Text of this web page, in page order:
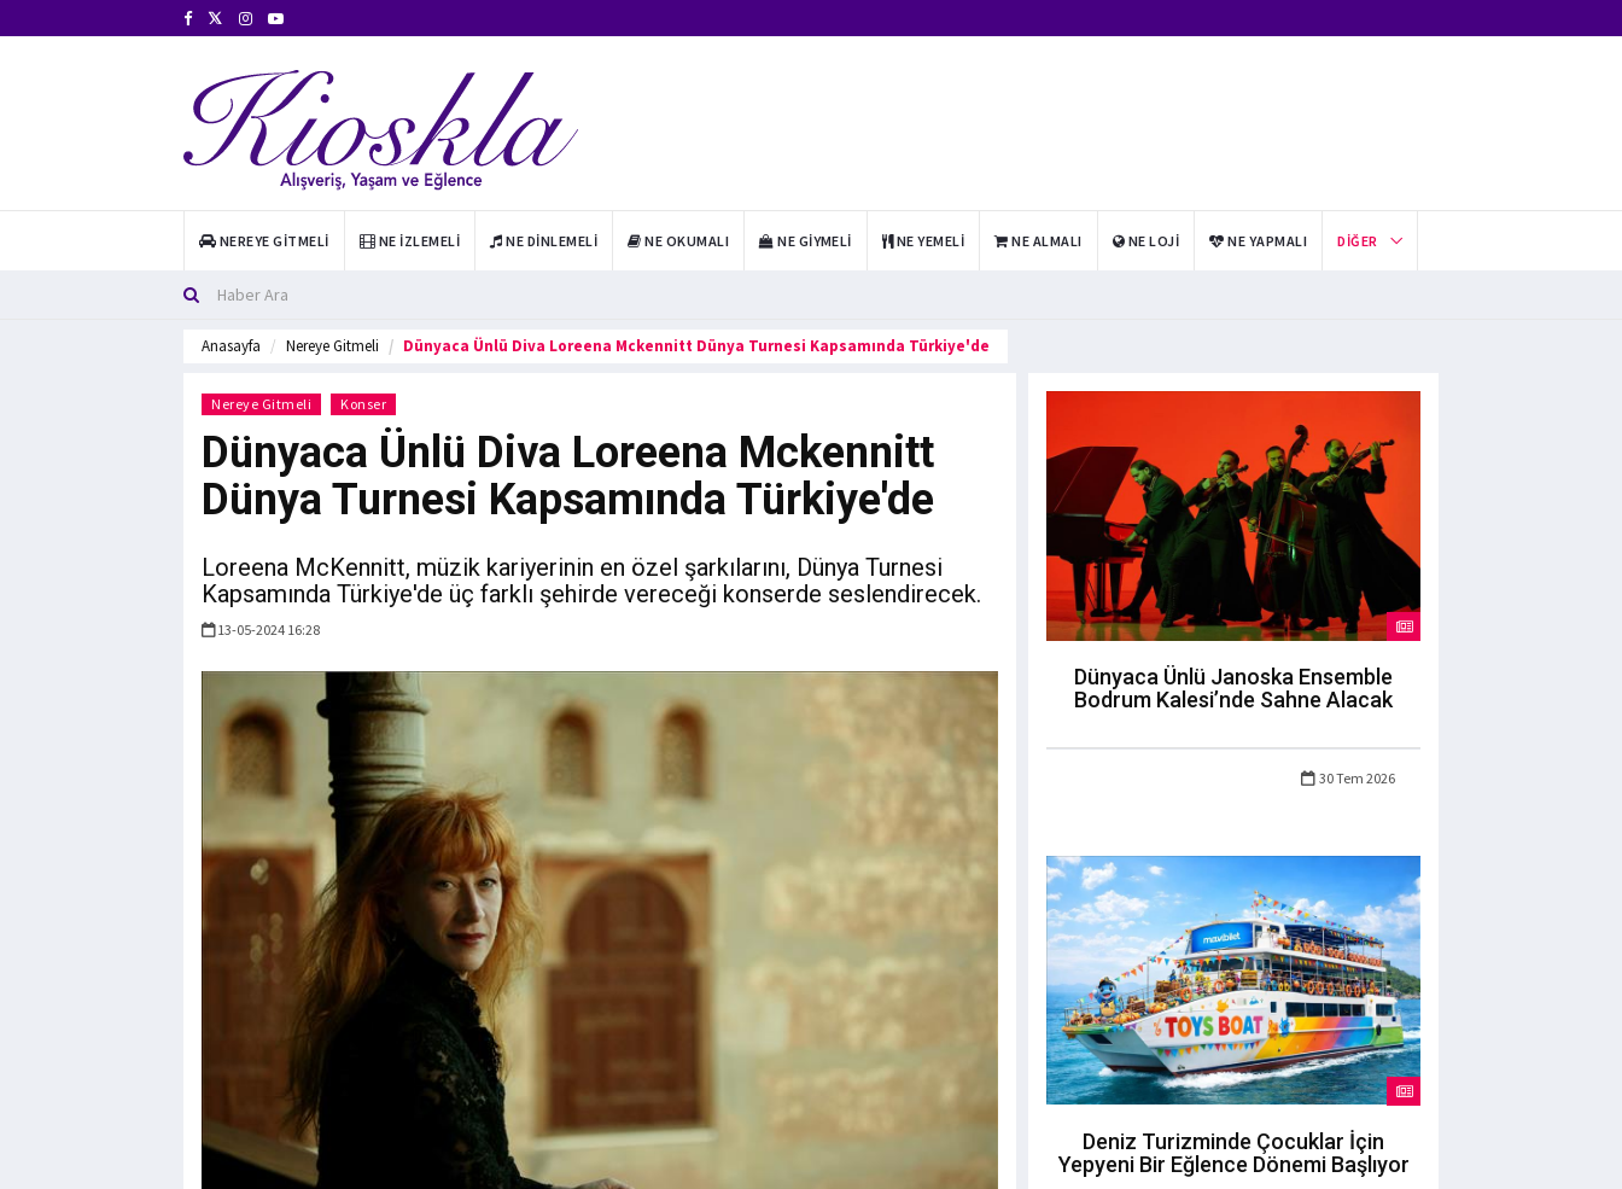
NEREYE GITMELI NE İZLEMELI NE DINLEMELI NE OKUMALI NE GIYMELI NE YEMELI NE ALMALI NE LOJI NE YAPMALI DIĞER
Anasayfa Nereye Gitmeli Dünyaca Ünlü Diva Loreena Mckennitt Dünya Turnesi Kapsamında Türkiye'de
Nereye Gitmeli Konser
Dünyaca Ünlü Diva Loreena Mckennitt
Dünya Turnesi Kapsamında Türkiye'de
Loreena McKennitt, müzik kariyerinin en özel şarkılarını, Dünya Turnesi
Kapsamında Türkiye'de üç farklı şehirde vereceği konserde seslendirecek.
13-05-2024 16:28
Dünyaca Ünlü Janoska Ensemble
Bodrum Kalesi’nde Sahne Alacak
30 Tem 2026
Deniz Turizminde Çocuklar İçin
Yepyeni Bir Eğlence Dönemi Başlıyor